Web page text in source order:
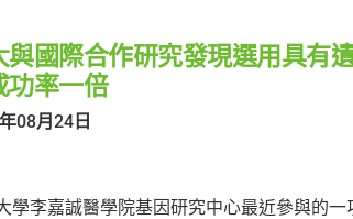
與國際合作研究發現選用具有
功率一倍
08月24日
學李嘉誠醫學院基因研究中心最近參與的